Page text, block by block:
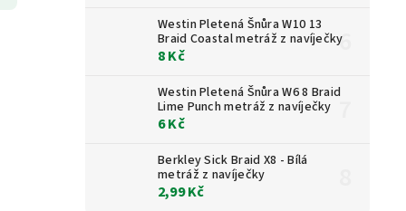
Westin Pletená Šnůra W10 13
Braid Coastal metráž z navíječky
8 Kč
Westin Pletená Šnůra W6 8 Braid
Lime Punch metráž z navíječky
6 Kč
Berkley Sick Braid X8 - Bílá
metráž z navíječky
2,99 Kč